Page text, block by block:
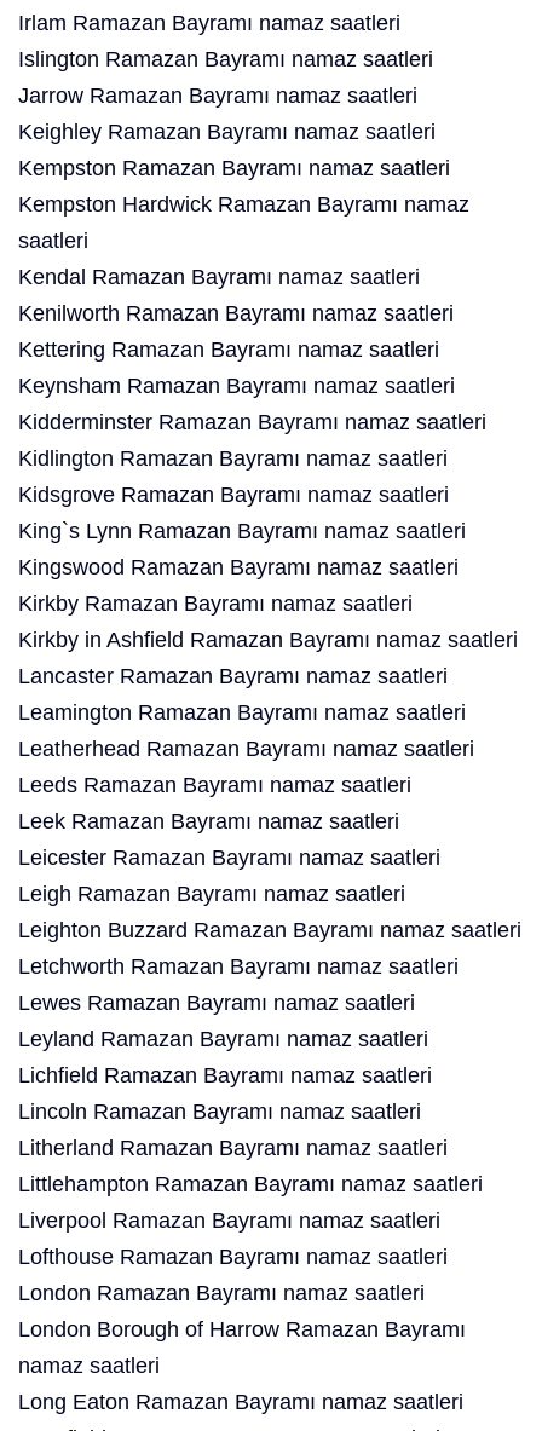
Irlam Ramazan Bayramı namaz saatleri
Islington Ramazan Bayramı namaz saatleri
Jarrow Ramazan Bayramı namaz saatleri
Keighley Ramazan Bayramı namaz saatleri
Kempston Ramazan Bayramı namaz saatleri
Kempston Hardwick Ramazan Bayramı namaz
saatleri
Kendal Ramazan Bayramı namaz saatleri
Kenilworth Ramazan Bayramı namaz saatleri
Kettering Ramazan Bayramı namaz saatleri
Keynsham Ramazan Bayramı namaz saatleri
Kidderminster Ramazan Bayramı namaz saatleri
Kidlington Ramazan Bayramı namaz saatleri
Kidsgrove Ramazan Bayramı namaz saatleri
King`s Lynn Ramazan Bayramı namaz saatleri
Kingswood Ramazan Bayramı namaz saatleri
Kirkby Ramazan Bayramı namaz saatleri
Kirkby in Ashfield Ramazan Bayramı namaz saatleri
Lancaster Ramazan Bayramı namaz saatleri
Leamington Ramazan Bayramı namaz saatleri
Leatherhead Ramazan Bayramı namaz saatleri
Leeds Ramazan Bayramı namaz saatleri
Leek Ramazan Bayramı namaz saatleri
Leicester Ramazan Bayramı namaz saatleri
Leigh Ramazan Bayramı namaz saatleri
Leighton Buzzard Ramazan Bayramı namaz saatleri
Letchworth Ramazan Bayramı namaz saatleri
Lewes Ramazan Bayramı namaz saatleri
Leyland Ramazan Bayramı namaz saatleri
Lichfield Ramazan Bayramı namaz saatleri
Lincoln Ramazan Bayramı namaz saatleri
Litherland Ramazan Bayramı namaz saatleri
Littlehampton Ramazan Bayramı namaz saatleri
Liverpool Ramazan Bayramı namaz saatleri
Lofthouse Ramazan Bayramı namaz saatleri
London Ramazan Bayramı namaz saatleri
London Borough of Harrow Ramazan Bayramı
namaz saatleri
Long Eaton Ramazan Bayramı namaz saatleri